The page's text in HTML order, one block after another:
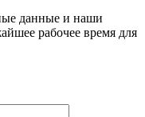
данные и наши
рабочее время для